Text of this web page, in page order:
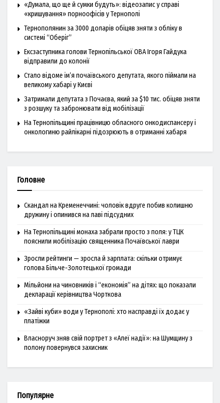
«Думала, що ще й сумки будуть»: відеозапис у справі
«кришування» порноофісів у Тернополі
Тернополянин за 3000 доларів обіцяв зняти з обліку в
системі “Оберіг”
Ексзаступника голови Тернопільської ОВА Ігоря Гайдука
відправили до колонії
Стало відоме ім’я почаївського депутата, якого піймали на
великому хабарі у Києві
Затримали депутата з Почаєва, який за $10 тис. обіцяв зняти
з розшуку та забронювати від мобілізації
На Тернопільщині працівницю обласного онкодиспансеру і
онкологиню райлікарні підозрюють в отриманні хабаря
Головне
Скандал на Кременеччині: чоловік вдруге побив колишню
дружину і опинився на лаві підсудних
На Тернопільщині монаха забрали просто з поля: у ТЦК
пояснили мобілізацію священника Почаївської лаври
Зросли рейтинги — зросла й зарплата: скільки отримує
голова Більче-Золотецької громади
Мільйони на чиновників і “економія” на дітях: що показали
декларації керівництва Чорткова
«Зайві куби» води у Тернополі: хто насправді їх додає у
платіжки
Власноруч зняв свій портрет з «Алеї надії»: на Шумщину з
полону повернувся захисник
Популярне